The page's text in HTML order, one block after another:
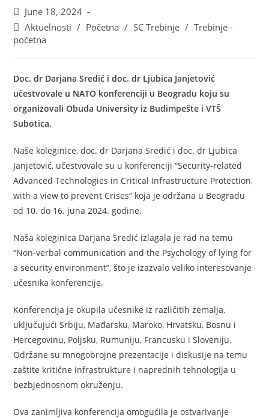
June 18, 2024
Aktuelnosti / Početna / SC Trebinje / Trebinje -
početna
Doc. dr Darjana Sredić i doc. dr Ljubica Janjetović
učestvovale u NATO konferenciji u Beogradu koju su
organizovali Obuda University iz Budimpešte i VTŠ
Subotica.
Naše koleginice, doc. dr Darjana Sredić i doc. dr Ljubica
Janjetović, učestvovale su u konferenciji “Security-related
Advanced Technologies in Critical Infrastructure Protection,
with a view to prevent Crises” koja je održana u Beogradu
od 10. do 16. juna 2024. godine.
Naša koleginica Darjana Sredić izlagala je rad na temu
“Non-verbal communication and the Psychology of lying for
a security environment”, što je izazvalo veliko interesovanje
učesnika konferencije.
Konferencija je okupila učesnike iz različitih zemalja,
uključujući Srbiju, Mađarsku, Maroko, Hrvatsku, Bosnu i
Hercegovinu, Poljsku, Rumuniju, Francusku i Sloveniju.
Održane su mnogobrojne prezentacije i diskusije na temu
zaštite kritične infrastrukture i naprednih tehnologija u
bezbjednosnom okruženju.
Ova zanimljiva konferencija omogućila je ostvarivanje